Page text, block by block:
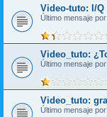
Video-tuto: I/Q
Último mensaje por
Video_tuto:
Último mensaje por
Video_tuto:
Último mensaje por